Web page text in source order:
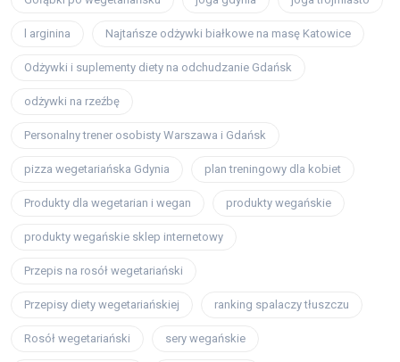
l arginina Najtańsze odżywki białkowe na masę Katowice
Odżywki i suplementy diety na odchudzanie Gdańsk
odżywki na rzeźbę
Personalny trener osobisty Warszawa i Gdańsk
pizza wegetariańska Gdynia plan treningowy dla kobiet
Produkty dla wegetarian i wegan produkty wegańskie
produkty wegańskie sklep internetowy
Przepis na rosół wegetariański
Przepisy diety wegetariańskiej ranking spalaczy tłuszczu
Rosół wegetariański sery wegańskie